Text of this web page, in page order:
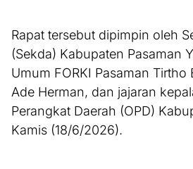
Rapat tersebut dipimpin oleh
(Sekda) Kabupaten Pasaman
Umum FORKI Pasaman Tirtho
Ade Herman, dan jajaran
Perangkat Daerah (OPD)
Kamis (18/6/2026).